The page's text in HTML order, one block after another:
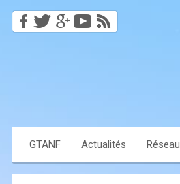
GTANF Actualités Réseau